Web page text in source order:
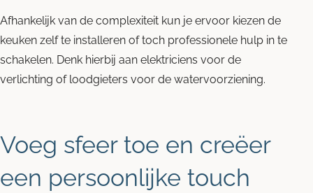
Afhankelijk van de complexiteit kun je ervoor kiezen de
keuken zelf te installeren of toch professionele hulp in te
schakelen. Denk hierbij aan elektriciens voor de
verlichting of loodgieters voor de watervoorziening.
Voeg sfeer toe en creëer
een persoonlijke touch